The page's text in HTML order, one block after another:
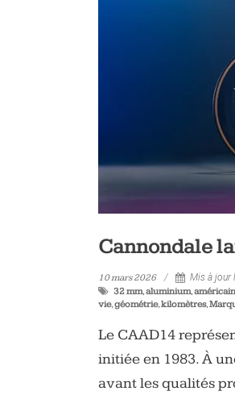
Cannondale
10 mars 2026 Mis à jour
32 mm,aluminium,
vie,géométrie,kilomètres,
Le CAAD14
initiée en 1983. À
avant les qualités